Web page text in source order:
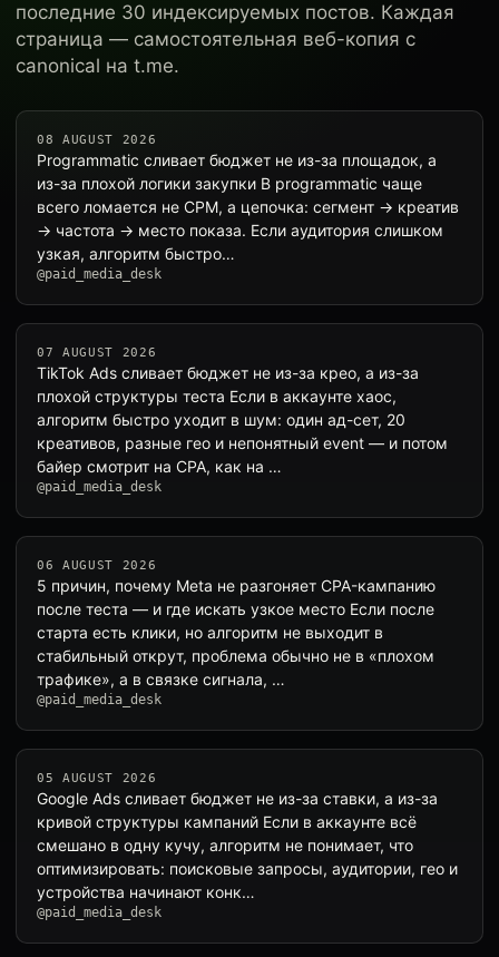
последние 30 индексируемых постов. Каждая
страница — самостоятельная веб-копия с
canonical на t.me.
08 AUGUST 2026
Programmatic сливает бюджет не из-за площадок, а
из-за плохой логики закупки В programmatic чаще
всего ломается не CPM, а цепочка: сегмент → креатив
→ частота → место показа. Если аудитория слишком
узкая, алгоритм быстро…
@paid_media_desk
07 AUGUST 2026
TikTok Ads сливает бюджет не из-за крео, а из-за
плохой структуры теста Если в аккаунте хаос,
алгоритм быстро уходит в шум: один ад-сет, 20
креативов, разные гео и непонятный event — и потом
байер смотрит на CPA, как на …
@paid_media_desk
06 AUGUST 2026
5 причин, почему Meta не разгоняет CPA-кампанию
после теста — и где искать узкое место Если после
старта есть клики, но алгоритм не выходит в
стабильный открут, проблема обычно не в «плохом
трафике», а в связке сигнала, …
@paid_media_desk
05 AUGUST 2026
Google Ads сливает бюджет не из-за ставки, а из-за
кривой структуры кампаний Если в аккаунте всё
смешано в одну кучу, алгоритм не понимает, что
оптимизировать: поисковые запросы, аудитории, гео и
устройства начинают конк…
@paid_media_desk